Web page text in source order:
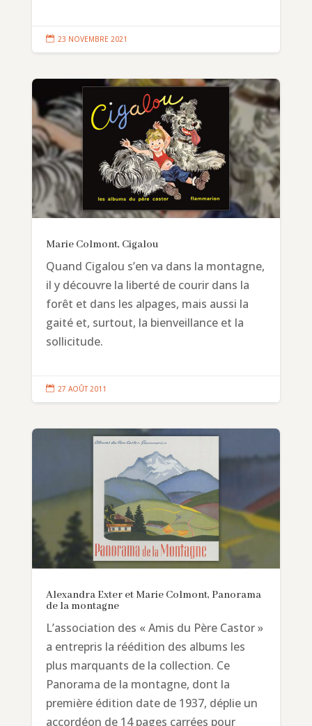
 23 NOVEMBRE 2021
Marie Colmont, Cigalou
Quand Cigalou s’en va dans la montagne,
il y découvre la liberté de courir dans la
forêt et dans les alpages, mais aussi la
gaité et, surtout, la bienveillance et la
sollicitude.
 27 AOÛT 2011
Alexandra Exter et Marie Colmont, Panorama
de la montagne
L’association des « Amis du Père Castor »
a entrepris la réédition des albums les
plus marquants de la collection. Ce
Panorama de la montagne, dont la
première édition date de 1937, déplie un
accordéon de 14 pages carrées pour